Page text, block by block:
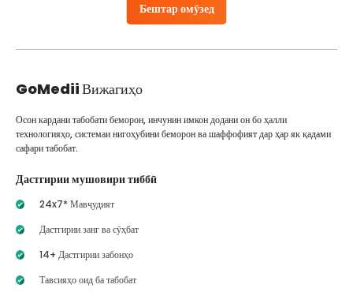
Бештар омӯзед
GoMediiВижагиҳо
Осон кардани табобати беморон, инчунин имкон додани он бо ҳалли
технологияҳо, системаи нигоҳубини беморон ва шаффофият дар ҳар як қадами
сафари табобат.
Дастгирии мушовири тиббӣ
24x7* Мавҷудият
Дастгирии занг ва сӯҳбат
14+ Дастгирии забонҳо
Тавсияҳо оид ба табобат